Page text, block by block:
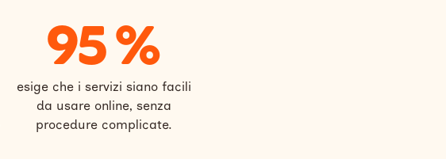
95 %
esige che i servizi siano facili
da usare online, senza
procedure complicate.